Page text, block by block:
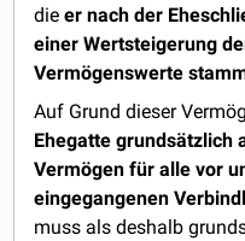
dieer nach der
einer Wertsteigerung
Vermögenswerte
Auf Grund dieser
Ehegatte grundsätzlich
Vermögen für alle vor
eingegangenen
muss als deshalb